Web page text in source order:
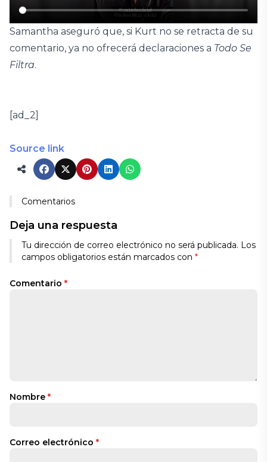
Samantha aseguró que, si Kurt no se retracta de su
comentario, ya no ofrecerá declaraciones a Todo Se
Filtra.
[ad_2]
Source link
Comentarios
Deja una respuesta
Tu dirección de correo electrónico no será publicada. Los
campos obligatorios están marcados con *
Comentario *
Nombre *
Correo electrónico *